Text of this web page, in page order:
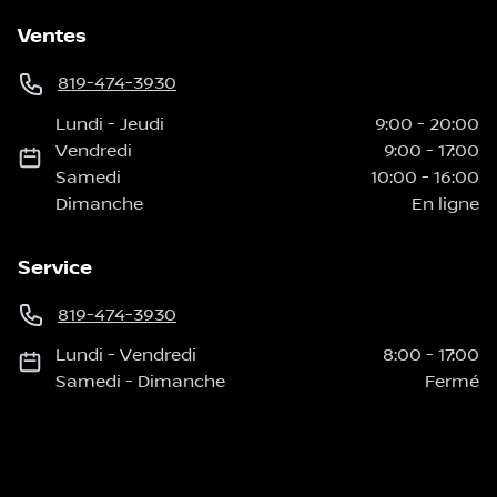
Ventes
819-474-3930
Lundi -Jeudi 9:00 - 20:00
Vendredi
9:00 - 17:00
Samedi
10:00 - 16:00
Dimanche
En ligne
Service
819-474-3930
Lundi -Vendredi 8:00 - 17:00
Samedi - Dimanche Fermé